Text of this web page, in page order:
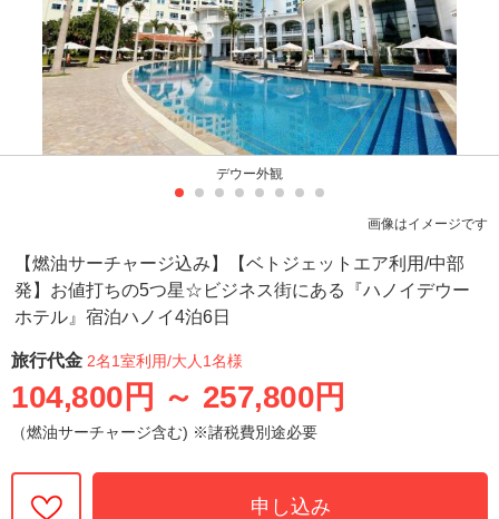
デウー外観
画像はイメージです
【燃油サーチャージ込み】【ベトジェットエア利用/中部
発】お値打ちの5つ星☆ビジネス街にある『ハノイデウー
ホテル』宿泊ハノイ4泊6日
旅行代金 2名1室利用/大人1名様
104,800円 ～ 257,800円
（燃油サーチャージ含む) ※諸税費別途必要
申し込み